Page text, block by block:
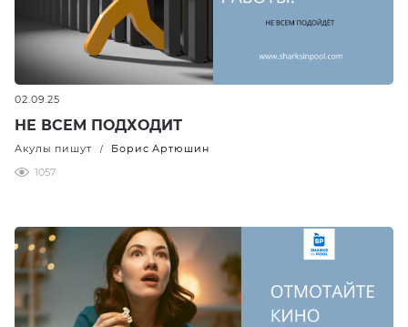
02.09.25
НЕ ВСЕМ ПОДХОДИТ
Акулы пишут /
Борис Артюшин
1057